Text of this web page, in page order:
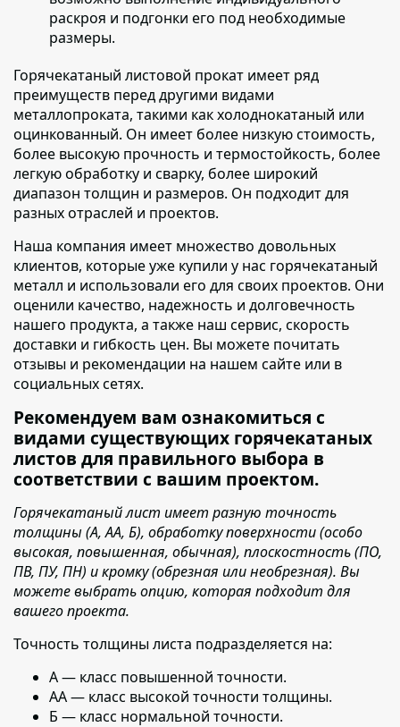
раскроя и подгонки его под необходимые
размеры.
Горячекатаный листовой прокат имеет ряд
преимуществ перед другими видами
металлопроката, такими как холоднокатаный или
оцинкованный. Он имеет более низкую стоимость,
более высокую прочность и термостойкость, более
легкую обработку и сварку, более широкий
диапазон толщин и размеров. Он подходит для
разных отраслей и проектов.
Наша компания имеет множество довольных
клиентов, которые уже купили у нас горячекатаный
металл и использовали его для своих проектов. Они
оценили качество, надежность и долговечность
нашего продукта, а также наш сервис, скорость
доставки и гибкость цен. Вы можете почитать
отзывы и рекомендации на нашем сайте или в
социальных сетях.
Рекомендуем вам ознакомиться с
видами существующих горячекатаных
листов для правильного выбора в
соответствии с вашим проектом.
Горячекатаный лист имеет разную точность
толщины (А, АА, Б), обработку поверхности (особо
высокая, повышенная, обычная), плоскостность (ПО,
ПВ, ПУ, ПН) и кромку (обрезная или необрезная). Вы
можете выбрать опцию, которая подходит для
вашего проекта.
Точность толщины листа подразделяется на:
А — класс повышенной точности.
АА — класс высокой точности толщины.
Б — класс нормальной точности.